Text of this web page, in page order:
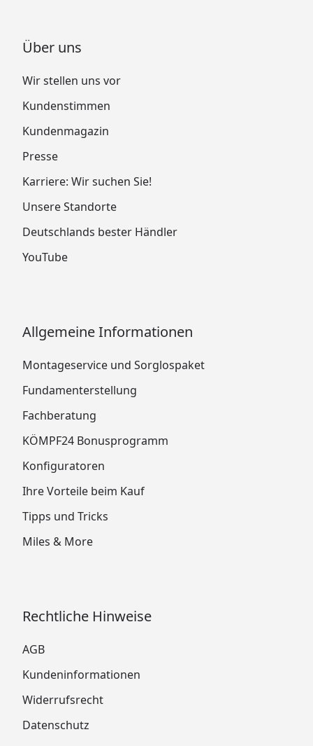
Über uns
Wir stellen uns vor
Kundenstimmen
Kundenmagazin
Presse
Karriere: Wir suchen Sie!
Unsere Standorte
Deutschlands bester Händler
YouTube
Allgemeine Informationen
Montageservice und Sorglospaket
Fundamenterstellung
Fachberatung
KÖMPF24 Bonusprogramm
Konfiguratoren
Ihre Vorteile beim Kauf
Tipps und Tricks
Miles & More
Rechtliche Hinweise
AGB
Kundeninformationen
Widerrufsrecht
Datenschutz